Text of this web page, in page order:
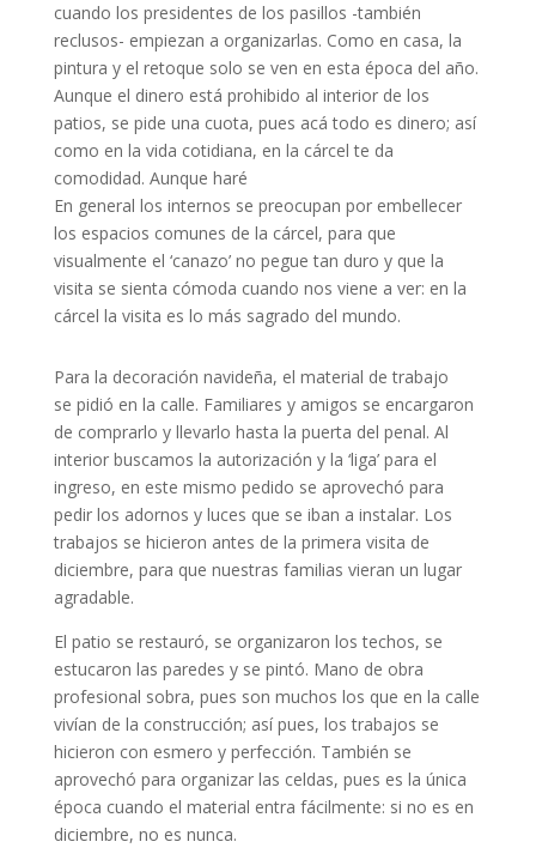
cuando los presidentes de los pasillos -también
reclusos- empiezan a organizarlas. Como en casa, la
pintura y el retoque solo se ven en esta época del año.
Aunque el dinero está prohibido al interior de los
patios, se pide una cuota, pues acá todo es dinero; así
como en la vida cotidiana, en la cárcel te da
comodidad. Aunque haré
En general los internos se preocupan por embellecer
los espacios comunes de la cárcel, para que
visualmente el ‘canazo’ no pegue tan duro y que la
visita se sienta cómoda cuando nos viene a ver: en la
cárcel la visita es lo más sagrado del mundo.
Para la decoración navideña, el material de trabajo
se pidió en la calle. Familiares y amigos se encargaron
de comprarlo y llevarlo hasta la puerta del penal. Al
interior buscamos la autorización y la ‘liga’ para el
ingreso, en este mismo pedido se aprovechó para
pedir los adornos y luces que se iban a instalar. Los
trabajos se hicieron antes de la primera visita de
diciembre, para que nuestras familias vieran un lugar
agradable.
El patio se restauró, se organizaron los techos, se
estucaron las paredes y se pintó. Mano de obra
profesional sobra, pues son muchos los que en la calle
vivían de la construcción; así pues, los trabajos se
hicieron con esmero y perfección. También se
aprovechó para organizar las celdas, pues es la única
época cuando el material entra fácilmente: si no es en
diciembre, no es nunca.